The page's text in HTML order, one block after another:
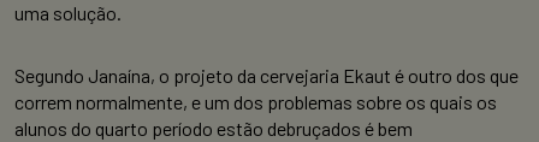
uma solução.
Segundo Janaína, o projeto da cervejaria Ekaut é outro dos que
correm normalmente, e um dos problemas sobre os quais os
alunos do quarto período estão debruçados é bem